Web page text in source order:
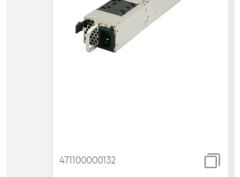
471100000132